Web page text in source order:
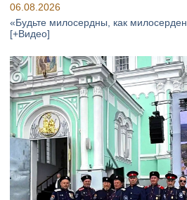
06.08.2026
«Будьте милосердны, как
[+Видео]